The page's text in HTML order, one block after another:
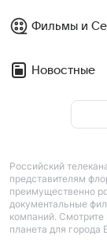
Фильмы и
Новостные
Российский
представителям
преимущественно
документальные
компаний.
планета для города